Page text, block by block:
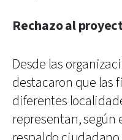
Rechazo al
Desde las
destacaron que las
diferentes
representan, según